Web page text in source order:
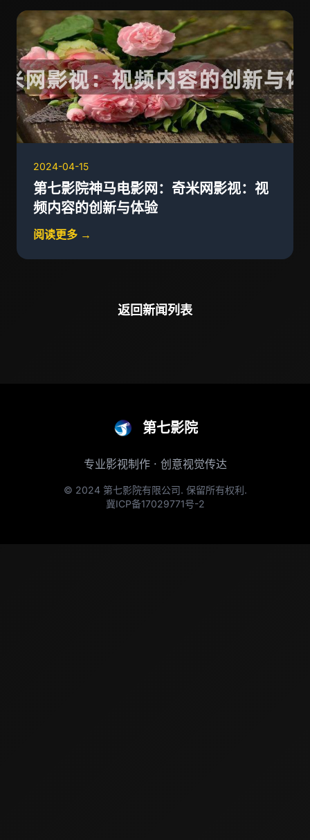
2024-04-15
第七影院神马电影网：奇米网影视：视
频内容的创新与体验
阅读更多 →
返回新闻列表
第七影院
专业影视制作 · 创意视觉传达
© 2024 第七影院有限公司. 保留所有权利.
冀ICP备17029771号-2